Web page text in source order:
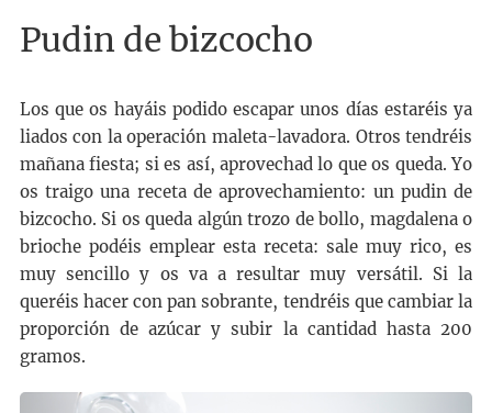
Pudin de bizcocho
Los que os hayáis podido escapar unos días estaréis ya
liados con la operación maleta-lavadora. Otros tendréis
mañana fiesta; si es así, aprovechad lo que os queda. Yo
os traigo una receta de aprovechamiento: un pudin de
bizcocho. Si os queda algún trozo de bollo, magdalena o
brioche podéis emplear esta receta: sale muy rico, es
muy sencillo y os va a resultar muy versátil. Si la
queréis hacer con pan sobrante, tendréis que cambiar la
proporción de azúcar y subir la cantidad hasta 200
gramos.